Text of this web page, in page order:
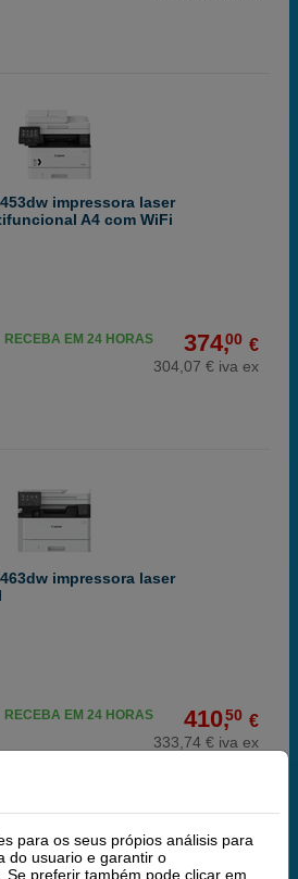
impressora laser
A4 com WiFi
374,00 €
304,07 € iva ex
RECEBA EM 24 HORAS
impressora laser
410,50 €
333,74 € iva ex
RECEBA EM 24 HORAS
para os seus própios análisis para
do usuario e garantir o
Se preferir também pode clicar em